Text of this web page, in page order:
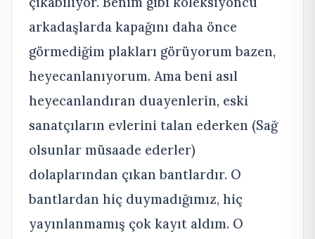
arkadaşlarda kapağını daha önce
görmediğim plakları görüyorum bazen,
heyecanlanıyorum. Ama beni asıl
heyecanlandıran duayenlerin, eski
sanatçıların evlerini talan ederken (Sağ
olsunlar müsaade ederler)
dolaplarından çıkan bantlardır. O
bantlardan hiç duymadığımız, hiç
yayınlanmamış çok kayıt aldım. O